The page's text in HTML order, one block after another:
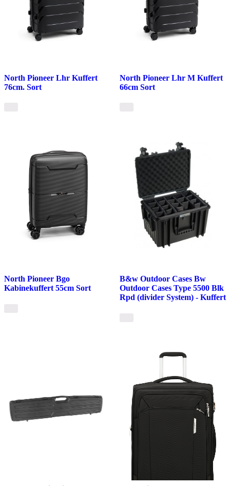
North Pioneer Lhr Kuffert
76cm. Sort
North Pioneer Lhr M Kuffert
66cm Sort
North Pioneer Bgo
Kabinekuffert 55cm Sort
B&w Outdoor Cases Bw
Outdoor Cases Type 5500 Blk
Rpd (divider System) - Kuffert